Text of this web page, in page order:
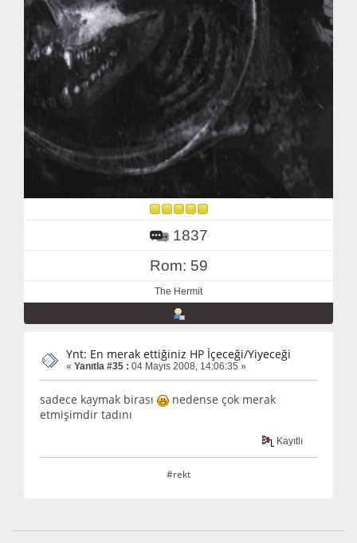
1837
Rom: 59
The Hermit
Ynt: En merak ettiğiniz HP İçeceği/Yiyeceği
« Yanıtla #35 : 04 Mayıs 2008, 14:06:35 »
sadece kaymak birası
nedense çok merak
etmişimdir tadını
Kayıtlı
#rekt